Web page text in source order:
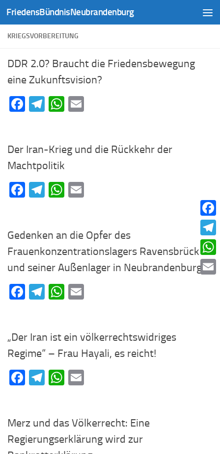
Zum Inhalt springen
FriedensBündnisNeubrandenburg
KRIEGSVORBEREITUNG
DDR 2.0? Braucht die Friedensbewegung
eine Zukunftsvision?
Facebook
Telegram
WhatsApp
Der Iran-Krieg und die Rückkehr der
Machtpolitik
Facebook
Telegram
WhatsApp
Gedenken an die Opfer des
Frauenkonzentrationslagers Ravensbrück
und seiner Außenlager in Neubrandenburg
Facebook
Telegram
WhatsApp
„Der Iran ist ein völkerrechtswidriges
Regime“ – Frau Hayali, es reicht!
Facebook
Telegram
WhatsApp
Merz und das Völkerrecht: Eine
Regierungserklärung wird zur